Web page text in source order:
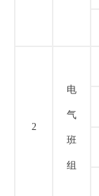
2
电
气
班
组